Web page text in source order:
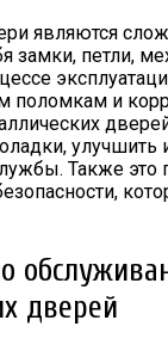
являются
замки, петли,
поломкам и
улучшить
Также это
дверей